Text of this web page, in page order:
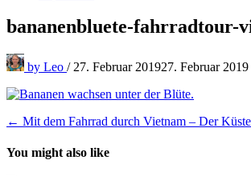
bananenbluete-fahrradtour-
by Leo / 27. Februar 201927. Februar 2019
Beitragsnavigation
← Mit dem Fahrrad durch Vietnam – Der
You might also like